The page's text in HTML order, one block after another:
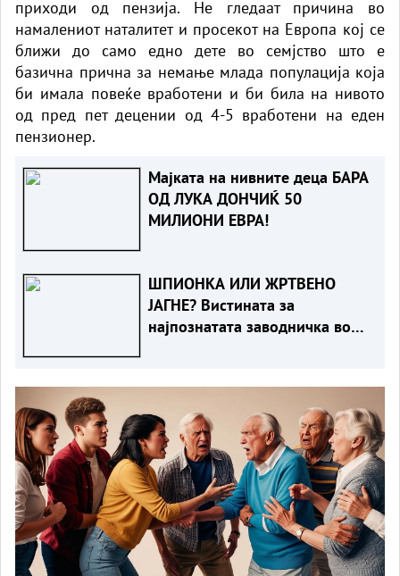
приходи од пензија. Не гледаат причина во
намалениот наталитет и просекот на Европа кој се
ближи до само едно дете во семјство што е
базична прична за немање млада популација која
би имала повеќе вработени и би била на нивото
од пред пет децении од 4-5 вработени на еден
пензионер.
Мајката на нивните деца БАРА
ОД ЛУКА ДОНЧИЌ 50
МИЛИОНИ ЕВРА!
ШПИОНКА ИЛИ ЖРТВЕНО
ЈАГНЕ? Вистината за
најпознатата заводничка во